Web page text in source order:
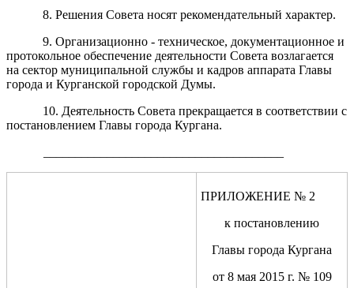
8. Решения Совета носят рекомендательный характер.
9. Организационно - техническое, документационное и
протокольное обеспечение деятельности Совета возлагается
на сектор муниципальной службы и кадров аппарата Главы
города и Курганской городской Думы.
10. Деятельность Совета прекращается в соответствии с
постановлением Главы города Кургана.
ПРИЛОЖЕНИЕ № 2
к постановлению
Главы города Кургана
от 8 мая 2015 г. № 109